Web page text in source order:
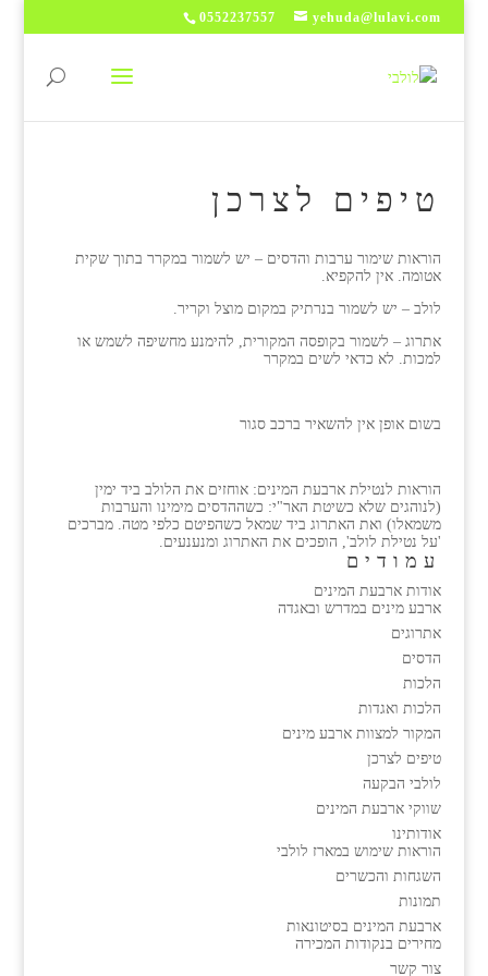
0552237557 yehuda@lulavi.com
טיפים לצרכן
הוראות שימור ערבות והדסים – יש לשמור במקרר בתוך שקית
אטומה. אין להקפיא.
לולב – יש לשמור בנרתיק במקום מוצל וקריר.
אתרוג – לשמור בקופסה המקורית, להימנע מחשיפה לשמש או
למכות. לא כדאי לשים במקרר
בשום אופן אין להשאיר ברכב סגור
הוראות לנטילת ארבעת המינים: אוחזים את הלולב ביד ימין
(לנוהגים שלא כשיטת האר"י: כשההדסים מימינו והערבות
משמאלו) ואת האתרוג ביד שמאל כשהפיטם כלפי מטה. מברכים
'על נטילת לולב', הופכים את האתרוג ומנענעים.
עמודים
אודות ארבעת המינים
ארבע מינים במדרש ובאגדה
אתרוגים
הדסים
הלכות
הלכות ואגדות
המקור למצוות ארבע מינים
טיפים לצרכן
לולבי הבקעה
שווקי ארבעת המינים
אודותינו
הוראות שימוש במארז לולבי
השגחות והכשרים
תמונות
ארבעת המינים בסיטונאות
מחירים בנקודות המכירה
צור קשר